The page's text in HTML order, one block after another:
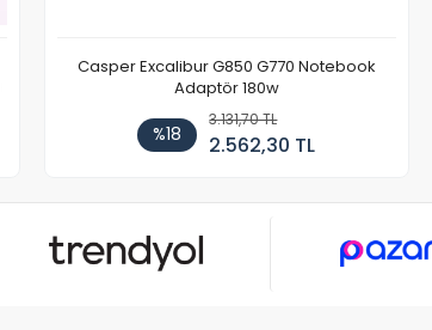
Casper Excalibur G850 G770 Notebook
Adaptör 180w
%18
3.131,70 TL
2.562,30 TL